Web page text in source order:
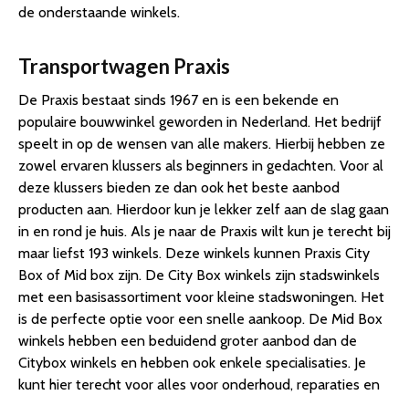
de onderstaande winkels.
Transportwagen Praxis
De Praxis bestaat sinds 1967 en is een bekende en
populaire bouwwinkel geworden in Nederland. Het bedrijf
speelt in op de wensen van alle makers. Hierbij hebben ze
zowel ervaren klussers als beginners in gedachten. Voor al
deze klussers bieden ze dan ook het beste aanbod
producten aan. Hierdoor kun je lekker zelf aan de slag gaan
in en rond je huis. Als je naar de Praxis wilt kun je terecht bij
maar liefst 193 winkels. Deze winkels kunnen Praxis City
Box of Mid box zijn. De City Box winkels zijn stadswinkels
met een basisassortiment voor kleine stadswoningen. Het
is de perfecte optie voor een snelle aankoop. De Mid Box
winkels hebben een beduidend groter aanbod dan de
Citybox winkels en hebben ook enkele specialisaties. Je
kunt hier terecht voor alles voor onderhoud, reparaties en